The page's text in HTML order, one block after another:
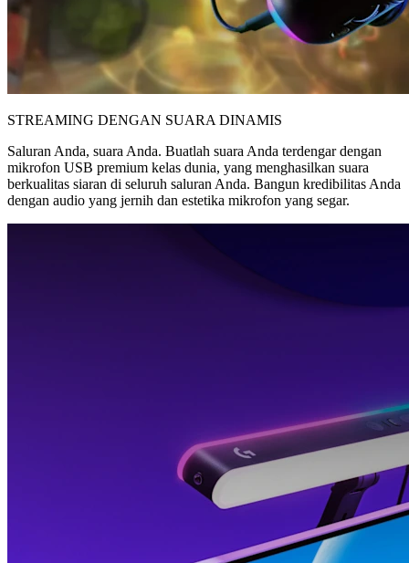
STREAMING DENGAN SUARA DINAMIS
Saluran Anda, suara Anda. Buatlah suara Anda terdengar dengan
mikrofon USB premium kelas dunia, yang menghasilkan suara
berkualitas siaran di seluruh saluran Anda. Bangun kredibilitas Anda
dengan audio yang jernih dan estetika mikrofon yang segar.